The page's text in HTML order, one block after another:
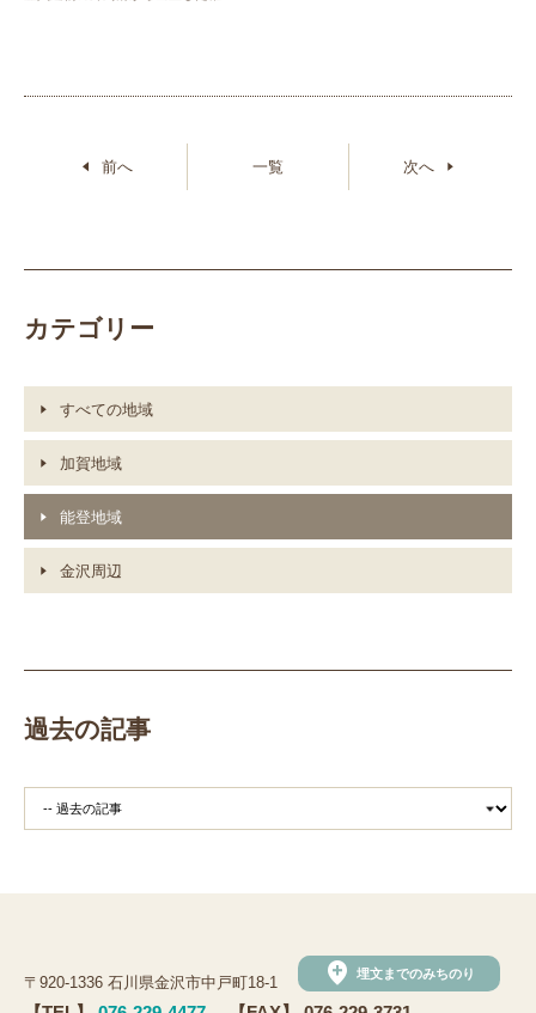
前へ 一覧 次へ
カテゴリー
すべての地域
加賀地域
能登地域
金沢周辺
過去の記事
〒920-1336 石川県金沢市中戸町18-1 add_location 埋文までのみちのり